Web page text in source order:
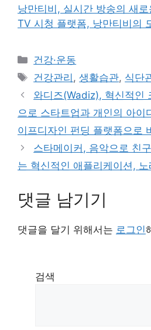
낭만티비, 실시간 방송의 새
TV 시청 플랫폼, 낭만티비의
카
테
리
건강·운동
태
그
건강관리 ,생활습관, 식단
와디즈(Wadiz), 혁신적인
으로 스타트업과 개인의 아이
이프디자인 펀딩 플랫폼으로
스타메이커, 음악으로 친
는 혁신적인 애플리케이션,
댓글 남기기
댓글을 달기 위해서는 로그인
검색